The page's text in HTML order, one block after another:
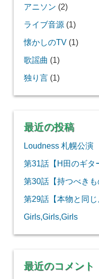
アニソン (2)
ライブ音源(1)
懐かしのTV(1)
歌謡曲 (1)
独り言(1)
最近の投稿
Loudness 札幌公演
第31話【H田のギタ
第30話【持つべきも
第29話【本物と同じ
Girls,Girls,Girls
最近のコメント